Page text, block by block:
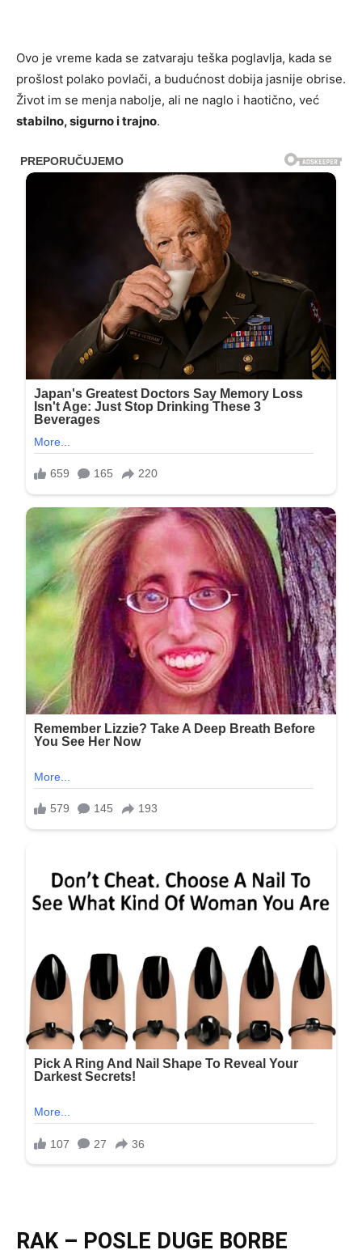
Ovo je vreme kada se zatvaraju teška poglavlja, kada se
prošlost polako povlači, a budućnost dobija jasnije obrise.
Život im se menja nabolje, ali ne naglo i haotično, već
stabilno, sigurno i trajno.
RAK – POSLE DUGE BORBE